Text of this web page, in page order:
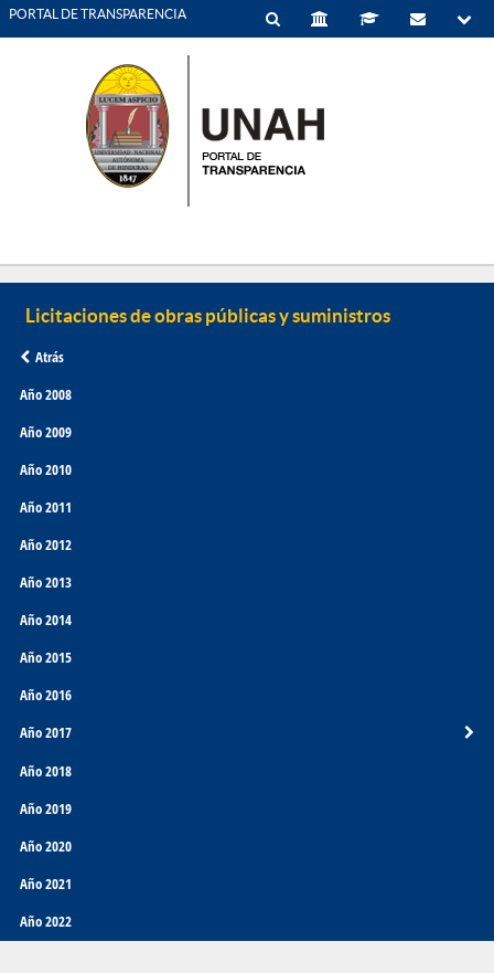
PORTAL DE TRANSPARENCIA
Atrás
Año 2008
Año 2009
Año 2010
Año 2011
Año 2012
Año 2013
Año 2014
Año 2015
Año 2016
Año 2017
Año 2018
Año 2019
Año 2020
Año 2021
Año 2022